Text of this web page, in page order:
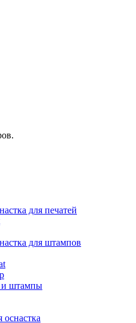
для печатей
для штампов
и штампы
оснастка